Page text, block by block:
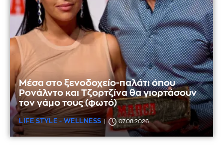
Μέσα στο ξενοδοχείο-παλάτι όπου
Ρονάλντο και Τζορτζίνα θα γιορτάσουν
τον γάμο τους (φωτό)
LIFE STYLE - WELLNESS 07.08.2026